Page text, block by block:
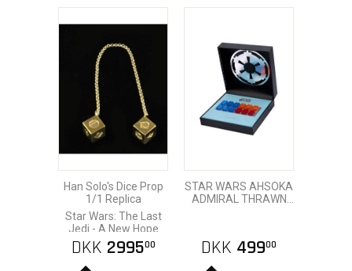
Han Solo's Dice Prop
1/1 Replica
Star Wars: The Last
Jedi - A New Hope
DKK 299500
STAR WARS AHSOKA
ADMIRAL THRAWN
DKK 49900